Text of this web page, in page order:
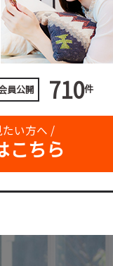
員公開 710件
い方へ /
こちら